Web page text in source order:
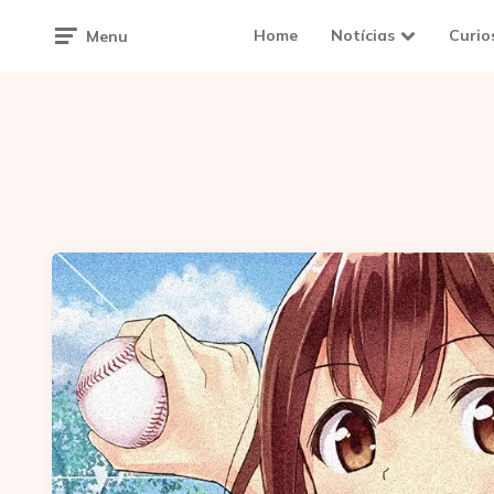
Menu Home Notícias